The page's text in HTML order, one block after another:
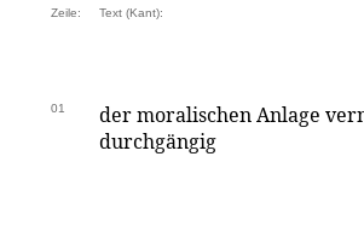
Zeile: Text (Kant):
01
der moralischen Anlage
durchgängig